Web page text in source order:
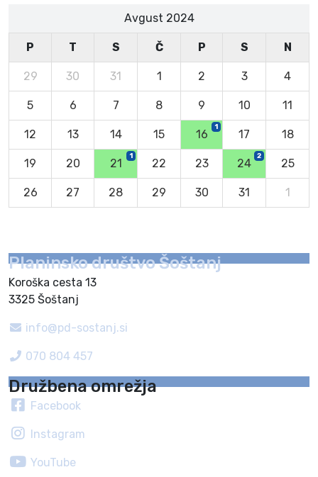
Avgust 2024
P T S Č P S N
29 30 31 1 2 3 4
5 6 7 8 9 10 11
12 13 14 15 16
1
17 18
19 20 21
1
22 23 24
2
25
26 27 28 29 30 31 1
Planinsko društvo Šoštanj
Koroška cesta 13
3325 Šoštanj
info@pd-sostanj.si
070 804 457
Družbena omrežja
Facebook
Instagram
YouTube